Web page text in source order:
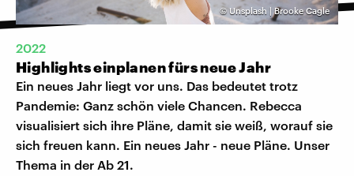
© Unsplash | Brooke Cagle
2022
Highlights einplanen fürs neue Jahr
Ein neues Jahr liegt vor uns. Das bedeutet trotz
Pandemie: Ganz schön viele Chancen. Rebecca
visualisiert sich ihre Pläne, damit sie weiß, worauf sie
sich freuen kann. Ein neues Jahr - neue Pläne. Unser
Thema in der Ab 21.